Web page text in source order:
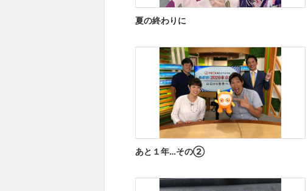
夏の終わりに
あと１年…その②